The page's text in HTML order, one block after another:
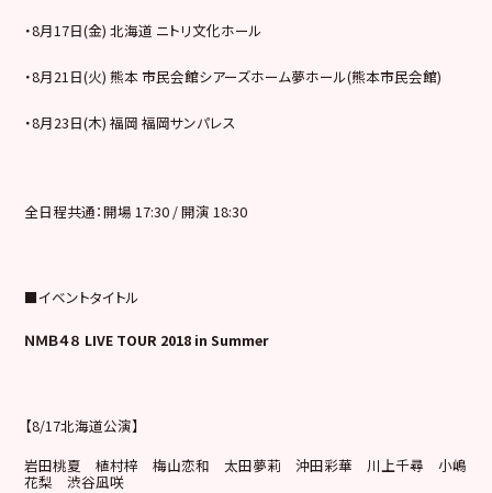
・8月17日(金) 北海道 ニトリ文化ホール
・8月21日(火) 熊本 市民会館シアーズホーム夢ホール(熊本市民会館)
・8月23日(木) 福岡 福岡サンパレス
全日程共通：開場 17:30 / 開演 18:30
■イベントタイトル
ＮＭＢ４８ LIVE TOUR 2018 in Summer
【8/17北海道公演】
岩田桃夏 植村梓 梅山恋和 太田夢莉 沖田彩華 川上千尋 小嶋
花梨 渋谷凪咲